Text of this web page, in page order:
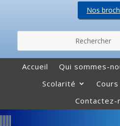
Nos
Accueil Qui sommes-
Scolarité
Contactez-